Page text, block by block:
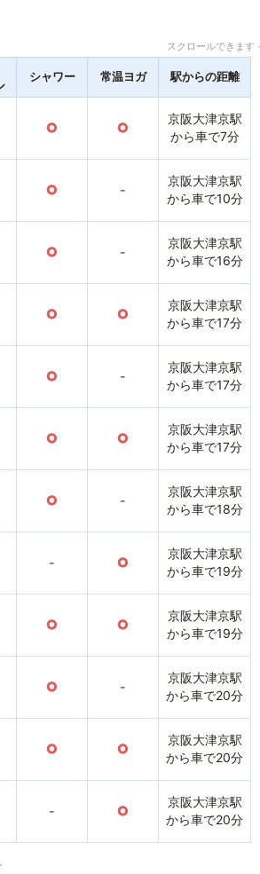
スクロールできま
シャワー 常温ヨガ 駅からの距離
○ ○
京阪大津京駅
から車で7分
○ -
京阪大津京駅
から車で10分
○ -
京阪大津京駅
から車で16分
○ ○
京阪大津京駅
から車で17分
○ -
京阪大津京駅
から車で17分
○ ○
京阪大津京駅
から車で17分
○ -
京阪大津京駅
から車で18分
- ○
京阪大津京駅
から車で19分
○ ○
京阪大津京駅
から車で19分
○ -
京阪大津京駅
から車で20分
○ ○
京阪大津京駅
から車で20分
- ○
京阪大津京駅
から車で20分